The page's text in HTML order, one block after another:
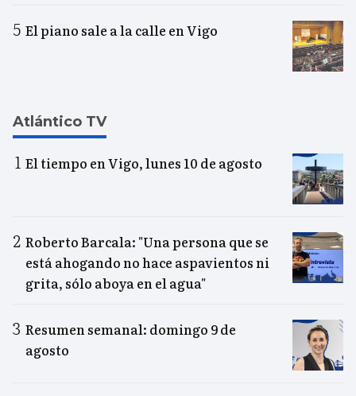
El piano sale a la calle en Vigo
Atlántico TV
El tiempo en Vigo, lunes 10 de agosto
Roberto Barcala: "Una persona que se
está ahogando no hace aspavientos ni
grita, sólo aboya en el agua"
Resumen semanal: domingo 9 de
agosto